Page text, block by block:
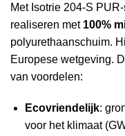
Met Isotrie 204-S
realiseren met 100%
polyurethaanschuim.
Europese wetgeving.
van voordelen:
Ecovriendelijk:
voor het klimaat